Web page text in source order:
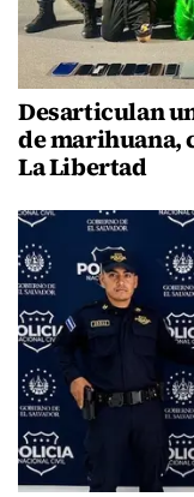
Desarticulan
de marihuana,
La Libertad